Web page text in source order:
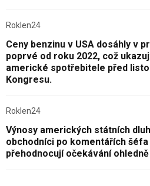
Roklen24
Ceny benzinu v USA dosáhly v
poprvé od roku 2022, což
americké spotřebitele před
Kongresu.
Roklen24
Výnosy amerických státních
obchodníci po komentářích šéfa
přehodnocují očekávání